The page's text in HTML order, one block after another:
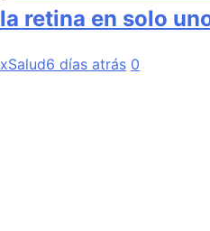
la retina en solo
xSalud6 días atrás 0